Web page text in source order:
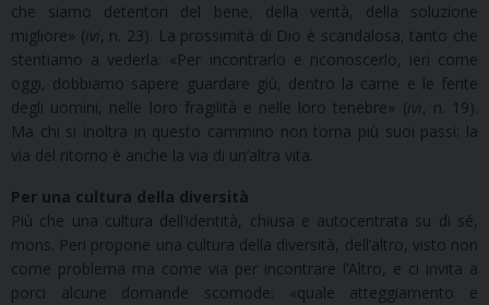
che siamo detentori del bene, della verità, della soluzione
migliore» (ivi, n. 23). La prossimità di Dio è scandalosa, tanto che
stentiamo a vederla: «Per incontrarlo e riconoscerlo, ieri come
oggi, dobbiamo sapere guardare giù, dentro la carne e le ferite
degli uomini, nelle loro fragilità e nelle loro tenebre» (ivi, n. 19).
Ma chi si inoltra in questo cammino non torna più suoi passi: la
via del ritorno è anche la via di un’altra vita.
Per una cultura della diversità
Più che una cultura dell’identità, chiusa e autocentrata su di sé,
mons. Peri propone una cultura della diversità, dell’altro, visto non
come problema ma come via per incontrare l’Altro, e ci invita a
porci alcune domande scomode: «quale atteggiamento e